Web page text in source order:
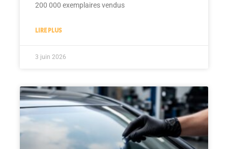
200 000 exemplaires vendus
LIRE PLUS
3 juin 2026